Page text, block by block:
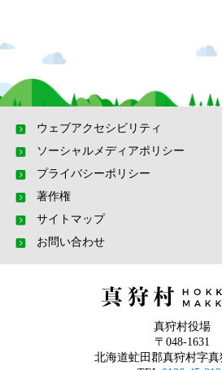
ウェブアクセシビリティ
ソーシャルメディアポリシー
プライバシーポリシー
著作権
サイトマップ
お問い合わせ
真狩村役場
〒048-1631
北海道虻田郡真狩村字真